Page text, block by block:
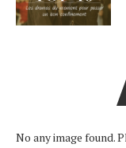
No any image found.